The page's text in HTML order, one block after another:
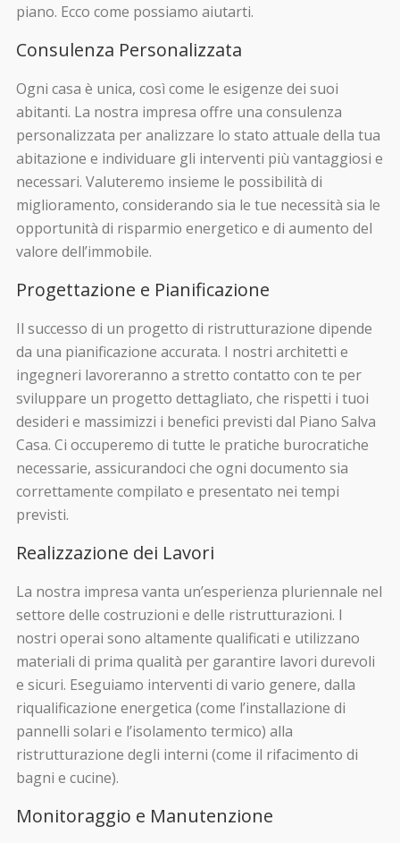
piano. Ecco come possiamo aiutarti.
Consulenza Personalizzata
Ogni casa è unica, così come le esigenze dei suoi
abitanti. La nostra impresa offre una consulenza
personalizzata per analizzare lo stato attuale della tua
abitazione e individuare gli interventi più vantaggiosi e
necessari. Valuteremo insieme le possibilità di
miglioramento, considerando sia le tue necessità sia le
opportunità di risparmio energetico e di aumento del
valore dell’immobile.
Progettazione e Pianificazione
Il successo di un progetto di ristrutturazione dipende
da una pianificazione accurata. I nostri architetti e
ingegneri lavoreranno a stretto contatto con te per
sviluppare un progetto dettagliato, che rispetti i tuoi
desideri e massimizzi i benefici previsti dal Piano Salva
Casa. Ci occuperemo di tutte le pratiche burocratiche
necessarie, assicurandoci che ogni documento sia
correttamente compilato e presentato nei tempi
previsti.
Realizzazione dei Lavori
La nostra impresa vanta un’esperienza pluriennale nel
settore delle costruzioni e delle ristrutturazioni. I
nostri operai sono altamente qualificati e utilizzano
materiali di prima qualità per garantire lavori durevoli
e sicuri. Eseguiamo interventi di vario genere, dalla
riqualificazione energetica (come l’installazione di
pannelli solari e l’isolamento termico) alla
ristrutturazione degli interni (come il rifacimento di
bagni e cucine).
Monitoraggio e Manutenzione